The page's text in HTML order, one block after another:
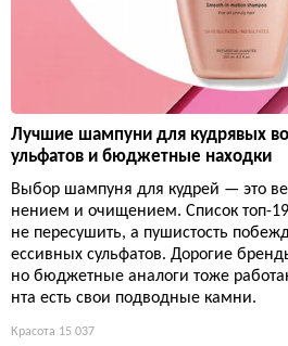
Лучшие шампуни для кудрявых
ульфатов и бюджетные находки
Выбор шампуня для кудрей — это
нением и очищением. Список топ-
не пересушить, а пушистость
ессивных сульфатов. Дорогие
но бюджетные аналоги тоже
нта есть свои подводные камни.
Красота 15 037